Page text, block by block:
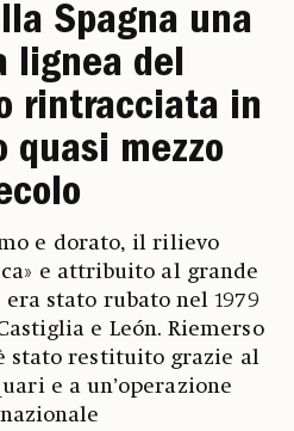
Spagna una
lignea del
rintracciata in
quasi mezzo
e dorato, il rilievo
e attribuito al grande
stato rubato nel 1979
e León. Riemerso
stato restituito grazie al
e a un’operazione